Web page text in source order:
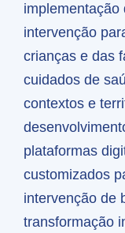
implementação
intervenção
crianças e das
cuidados de
contextos e
plataformas
customizados
intervenção de
transformação